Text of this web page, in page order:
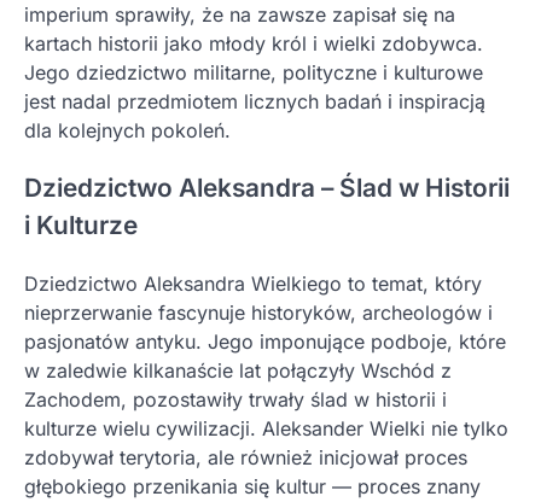
imperium sprawiły, że na zawsze zapisał się na
kartach historii jako młody król i wielki zdobywca.
Jego dziedzictwo militarne, polityczne i kulturowe
jest nadal przedmiotem licznych badań i inspiracją
dla kolejnych pokoleń.
Dziedzictwo Aleksandra – Ślad w Historii
i Kulturze
Dziedzictwo Aleksandra Wielkiego to temat, który
nieprzerwanie fascynuje historyków, archeologów i
pasjonatów antyku. Jego imponujące podboje, które
w zaledwie kilkanaście lat połączyły Wschód z
Zachodem, pozostawiły trwały ślad w historii i
kulturze wielu cywilizacji. Aleksander Wielki nie tylko
zdobywał terytoria, ale również inicjował proces
głębokiego przenikania się kultur — proces znany